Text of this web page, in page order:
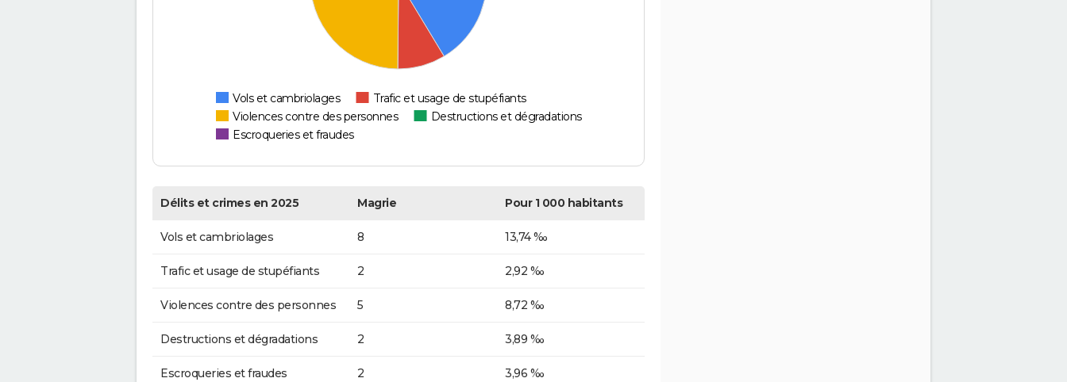
Vols et cambriolages
Trafic et usage de stupéfiants
Violences contre des personnes
Destructions et dégradations
Escroqueries et fraudes
Délits et crimes en 2025 Magrie Pour 1 000 habitants
Vols et cambriolages 8 13,74 ‰
Trafic et usage de stupéfiants 2 2,92 ‰
Violences contre des personnes 5 8,72 ‰
Destructions et dégradations 2 3,89 ‰
Escroqueries et fraudes 2 3,96 ‰